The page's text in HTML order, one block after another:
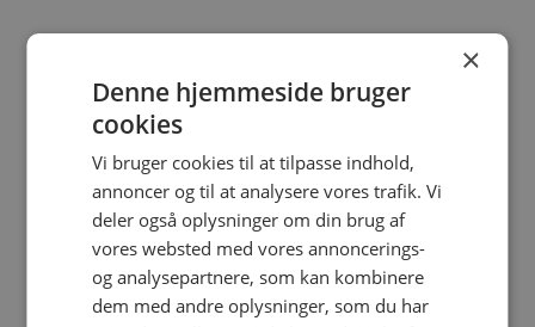
Vi beklager. Siden du forsøgte at tilgå findes ikke.
×
Denne hjemmeside bruger
cookies
Vi bruger cookies til at tilpasse indhold,
annoncer og til at analysere vores trafik. Vi
deler også oplysninger om din brug af
vores websted med vores annoncerings-
og analysepartnere, som kan kombinere
dem med andre oplysninger, som du har